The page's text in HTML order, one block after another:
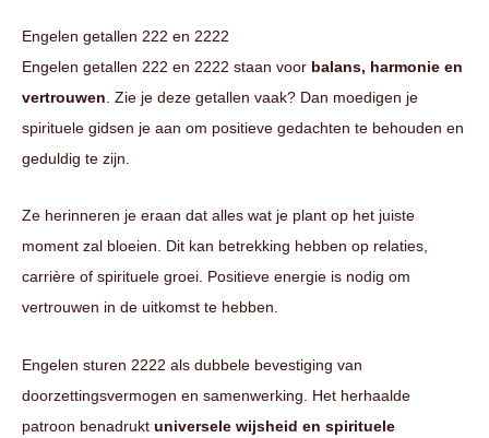
Engelen getallen 222 en 2222
Engelen getallen 222 en 2222 staan voor balans, harmonie en
vertrouwen . Zie je deze getallen vaak? Dan moedigen je
spirituele gidsen je aan om positieve gedachten te behouden en
geduldig te zijn.
Ze herinneren je eraan dat alles wat je plant op het juiste
moment zal bloeien. Dit kan betrekking hebben op relaties,
carrière of spirituele groei. Positieve energie is nodig om
vertrouwen in de uitkomst te hebben.
Engelen sturen 2222 als dubbele bevestiging van
doorzettingsvermogen en samenwerking. Het herhaalde
patroon benadrukt universele wijsheid en spirituele